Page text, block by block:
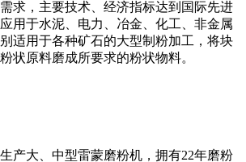
求，主要技术、经济指标达到国际先进
用于水泥、电力、冶金、化工、非金属
适用于各种矿石的大型制粉加工，将块
状原料磨成所要求的粉状物料。
产大、中型雷蒙磨粉机，拥有22年磨粉